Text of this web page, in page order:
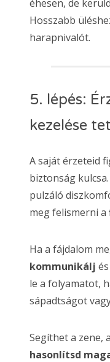
éhesen, de
Hosszabb
harapnivalót.
5. lépés:
kezelése
A saját érzeteid
biztonság
pulzáló
meg felismerni a
Ha a fájdalom
kommunikálj
le a folyamatot,
sápadtságot
Segíthet a zene,
hasonlítsd